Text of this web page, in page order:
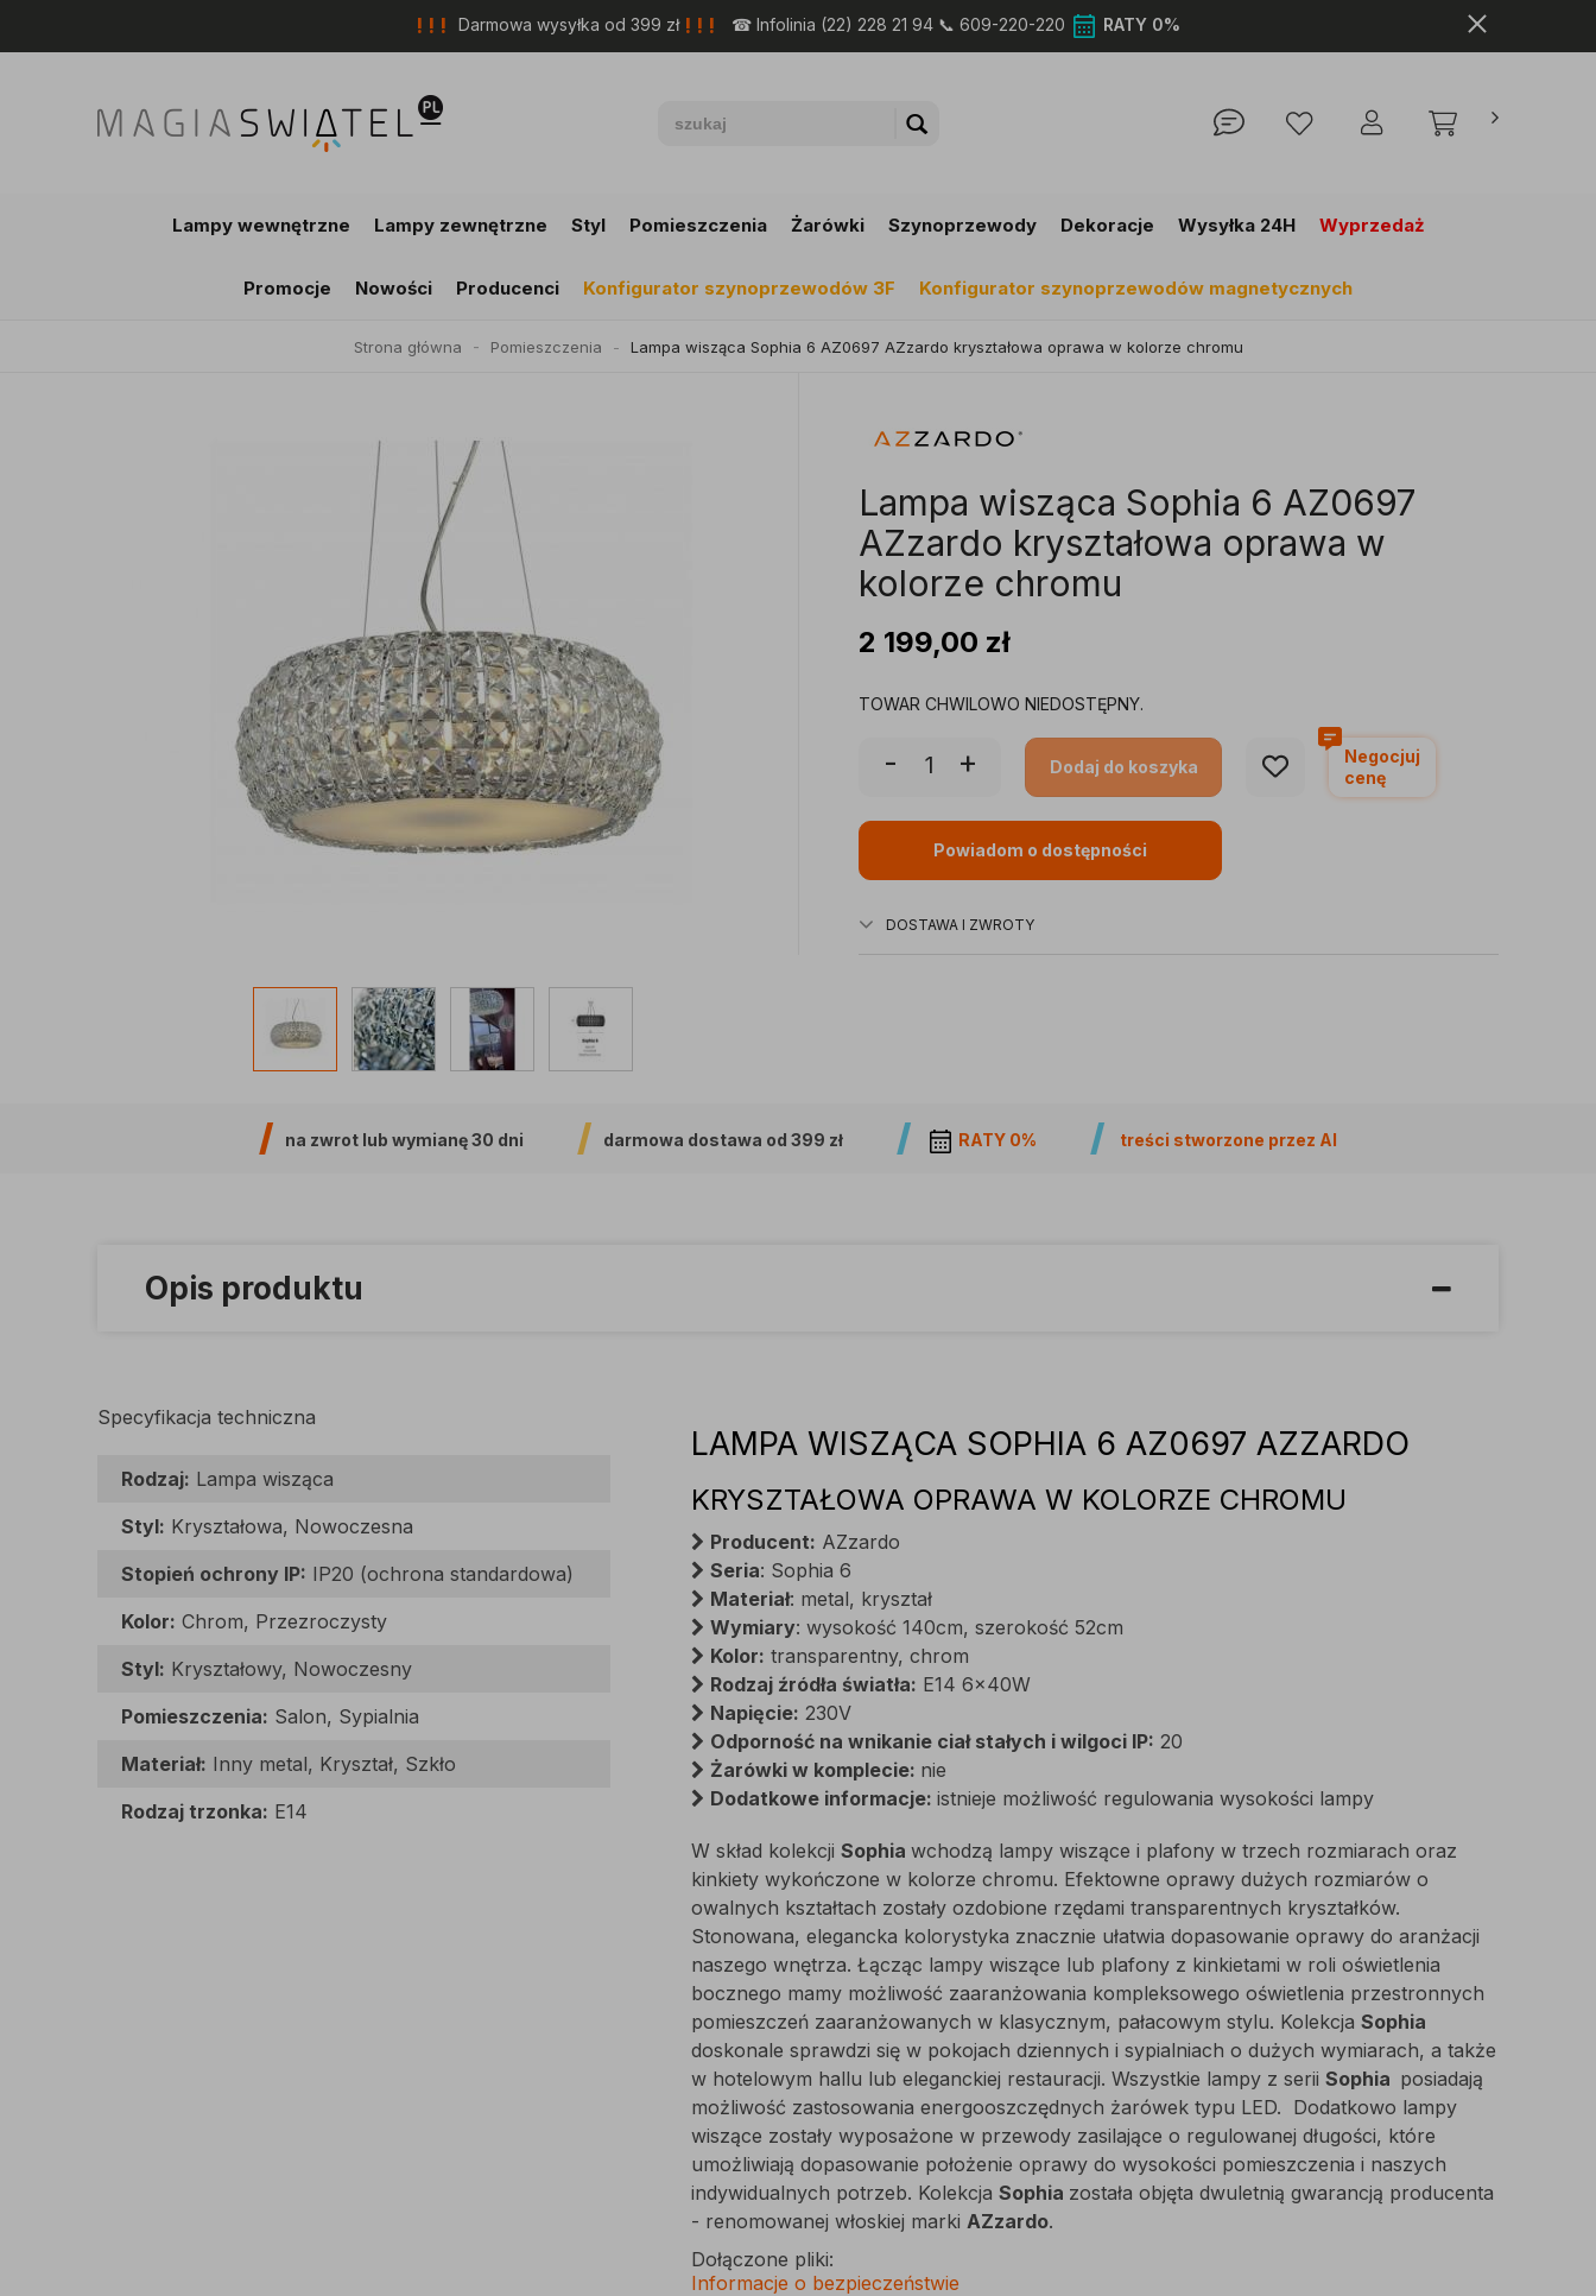
! ! ! Darmowa wysyłka od 399 zł ! ! ! ☎ Infolinia (22) 228 21 94 📞 609-220-220 RATY 0%
Lampy wewnętrzne Lampy zewnętrzne Styl Pomieszczenia Żarówki Szynoprzewody Dekoracje Wysyłka 24H Wyprzedaż
Promocje Nowości Producenci Konfigurator szynoprzewodów 3F Konfigurator szynoprzewodów magnetycznych
Strona główna Pomieszczenia Lampa wisząca Sophia 6 AZ0697 AZzardo kryształowa oprawa w kolorze chromu
Lampa wisząca Sophia 6 AZ0697
AZzardo kryształowa oprawa w
kolorze chromu
2 199,00 zł
TOWAR CHWILOWO NIEDOSTĘPNY.
- + Dodaj do koszyka
Negocjuj
cenę
Powiadom o dostępności
DOSTAWA I ZWROTY
na zwrot lub wymianę30 dni darmowa dostawa od 399 zł RATY 0% treści stworzone przez AI
Opis produktu
Specyfikacja techniczna
Rodzaj: Lampa wisząca
Styl: Kryształowa, Nowoczesna
Stopień ochrony IP: IP20 (ochrona standardowa)
Kolor: Chrom, Przezroczysty
Styl: Kryształowy, Nowoczesny
Pomieszczenia: Salon, Sypialnia
Materiał: Inny metal, Kryształ, Szkło
Rodzaj trzonka: E14
LAMPA WISZĄCA SOPHIA 6 AZ0697 AZZARDO
KRYSZTAŁOWA OPRAWA W KOLORZE CHROMU
Producent: AZzardo
Seria: Sophia 6
Materiał: metal, kryształ
Wymiary: wysokość 140cm, szerokość 52cm
Kolor: transparentny, chrom
Rodzaj źródła światła: E14 6x40W
Napięcie: 230V
Odporność na wnikanie ciał stałych i wilgoci IP: 20
Żarówki w komplecie: nie
Dodatkowe informacje: istnieje możliwość regulowania wysokości lampy
W skład kolekcji Sophia wchodzą lampy wiszące i plafony w trzech rozmiarach oraz
kinkiety wykończone w kolorze chromu. Efektowne oprawy dużych rozmiarów o
owalnych kształtach zostały ozdobione rzędami transparentnych kryształków.
Stonowana, elegancka kolorystyka znacznie ułatwia dopasowanie oprawy do aranżacji
naszego wnętrza. Łącząc lampy wiszące lub plafony z kinkietami w roli oświetlenia
bocznego mamy możliwość zaaranżowania kompleksowego oświetlenia przestronnych
pomieszczeń zaaranżowanych w klasycznym, pałacowym stylu. Kolekcja Sophia
doskonale sprawdzi się w pokojach dziennych i sypialniach o dużych wymiarach, a także
w hotelowym hallu lub eleganckiej restauracji. Wszystkie lampy z serii Sophia posiadają
możliwość zastosowania energooszczędnych żarówek typu LED. Dodatkowo lampy
wiszące zostały wyposażone w przewody zasilające o regulowanej długości, które
umożliwiają dopasowanie położenie oprawy do wysokości pomieszczenia i naszych
indywidualnych potrzeb. Kolekcja Sophia została objęta dwuletnią gwarancją producenta
- renomowanej włoskiej marki AZzardo.
Dołączone pliki:
Informacje o bezpieczeństwie